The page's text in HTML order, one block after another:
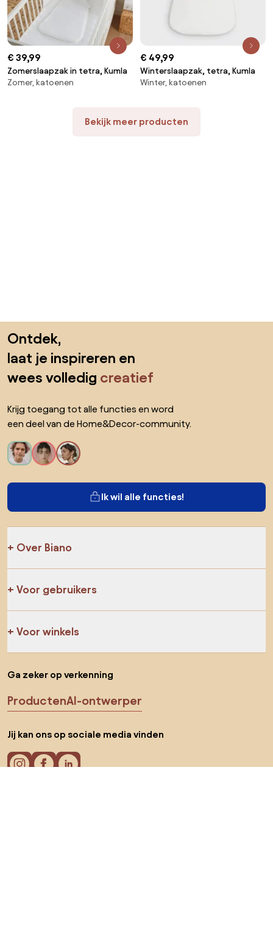
€ 39,99
Zomerslaapzak in tetra, Kumla
Zomer, katoenen
€ 49,99
Winterslaapzak, tetra, Kumla
Winter, katoenen
Bekijk meer producten
Ontdek,
laat je inspireren en
wees volledig creatief
Krijg toegang tot alle functies en word
een deel van de Home&Decor-community.
Ik wil alle functies!
Over Biano
Voor gebruikers
Voor winkels
Ga zeker op verkenning
ProductenAI-ontwerper
Jij kan ons op sociale media vinden